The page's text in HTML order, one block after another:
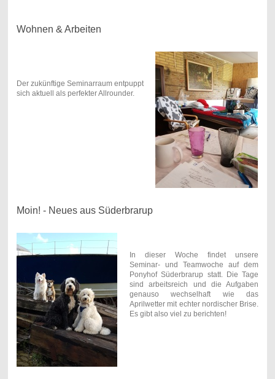
Wohnen & Arbeiten
Der zukünftige Seminarraum entpuppt
sich aktuell als perfekter Allrounder.
Moin! - Neues aus Süderbrarup
In dieser Woche findet unsere
Seminar- und Teamwoche auf dem
Ponyhof Süderbrarup statt. Die Tage
sind arbeitsreich und die Aufgaben
genauso wechselhaft wie das
Aprilwetter mit echter nordischer Brise.
Es gibt also viel zu berichten!